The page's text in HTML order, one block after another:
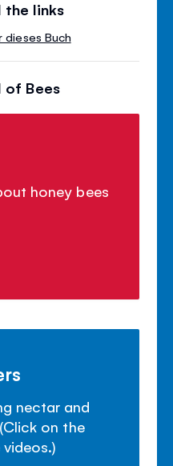
the links
dieses Buch
of Bees
honey bees
nectar and
on the